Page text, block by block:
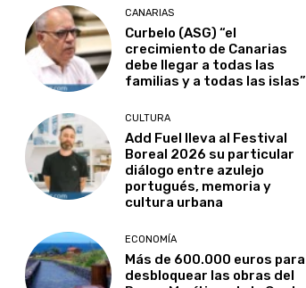
CANARIAS
Curbelo (ASG) “el
crecimiento de Canarias
debe llegar a todas las
familias y a todas las islas”
CULTURA
Add Fuel lleva al Festival
Boreal 2026 su particular
diálogo entre azulejo
portugués, memoria y
cultura urbana
ECONOMÍA
Más de 600.000 euros para
desbloquear las obras del